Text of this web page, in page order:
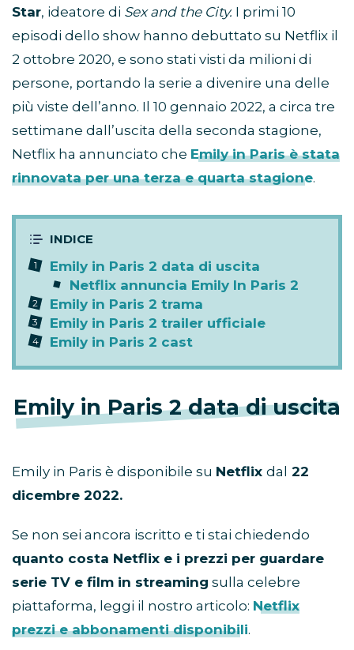
Star, ideatore di Sex and the City. I primi 10
episodi dello show hanno debuttato su Netflix il
2 ottobre 2020, e sono stati visti da milioni di
persone, portando la serie a divenire una delle
più viste dell’anno. Il 10 gennaio 2022, a circa tre
settimane dall’uscita della seconda stagione,
Netflix ha annunciato che Emily in Paris è stata
rinnovata per una terza e quarta stagione.
Emily in Paris 2 data di uscita
Netflix annuncia Emily In Paris 2
Emily in Paris 2 trama
Emily in Paris 2 trailer ufficiale
Emily in Paris 2 cast
Emily in Paris 2 data di uscita
Emily in Paris è disponibile su Netflix dal 22
dicembre 2022.
Se non sei ancora iscritto e ti stai chiedendo
quanto costa Netflix e i prezzi per guardare
serie TV e film in streaming sulla celebre
piattaforma, leggi il nostro articolo: Netflix
prezzi e abbonamenti disponibili.